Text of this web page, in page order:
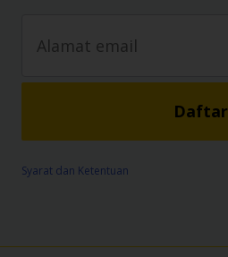
Daftar
Syarat dan Ketentuan